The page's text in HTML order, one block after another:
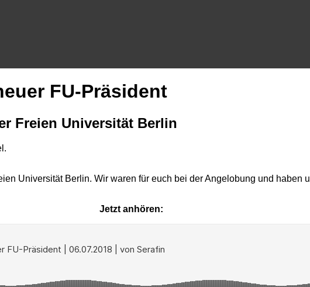
FU-Präsident
Freien Universität Berlin
Universität Berlin. Wir waren für euch bei der Angelobung und haben
Jetzt anhören: